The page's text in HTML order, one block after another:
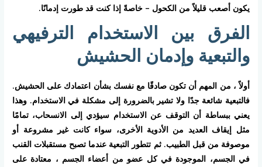
يكون أصعب قليلاً من الكحول – خاصةً إذا كنت قد طورت إدمانًا.
الفرق بين الاستخدام الترفيهي
والتبعية وإدمان الحشيش
أولاً ، من المهم أن تكون صادقًا مع نفسك بشأن اعتمادك على الحشيش.
فالتبعية شائعة جدًا ولا تشير بالضرورة إلى مشكلة في الاستخدام. وهذا
يعني ببساطة أن التوقف عن الاستخدام سيؤدي إلى الانسحاب، تمامًا
مثل إيقاف العديد من الأدوية الأخرى، سواء كانت غير مشروعة أو
موصوفة من قبل الطبيب. ثم تتطور التبعية عندما تصبح مستقبلات القنب
في الجسم، الموجودة في كل عضو من أعضاء الجسم ، معتادة على